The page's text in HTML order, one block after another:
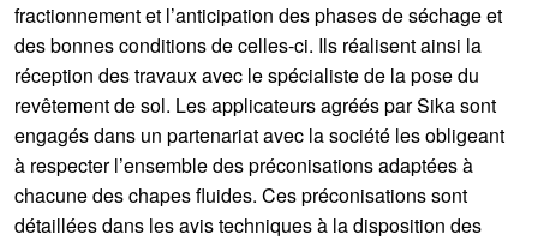
fractionnement et l’anticipation des phases de séchage et
des bonnes conditions de celles-ci. Ils réalisent ainsi la
réception des travaux avec le spécialiste de la pose du
revêtement de sol. Les applicateurs agréés par Sika sont
engagés dans un partenariat avec la société les obligeant
à respecter l’ensemble des préconisations adaptées à
chacune des chapes fluides. Ces préconisations sont
détaillées dans les avis techniques à la disposition des